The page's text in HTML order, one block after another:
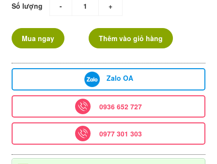
Số lượng - +
Mua ngay Thêm vào giỏ hàng
Zalo OA
0936 652 727
0977 301 303